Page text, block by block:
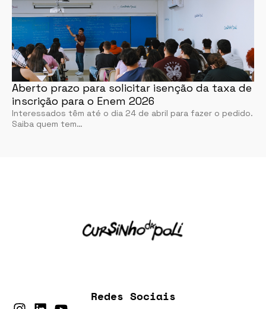
Aberto prazo para solicitar isenção da taxa de
inscrição para o Enem 2026
Interessados têm até o dia 24 de abril para fazer o pedido.
Saiba quem tem…
Redes Sociais